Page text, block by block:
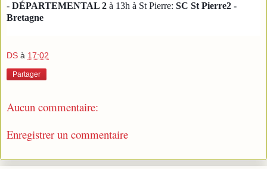
- DÉPARTEMENTAL 2 à 13h à St Pierre: SC St Pierre2 -
Bretagne
DS à 17:02
Partager
Aucun commentaire:
Enregistrer un commentaire